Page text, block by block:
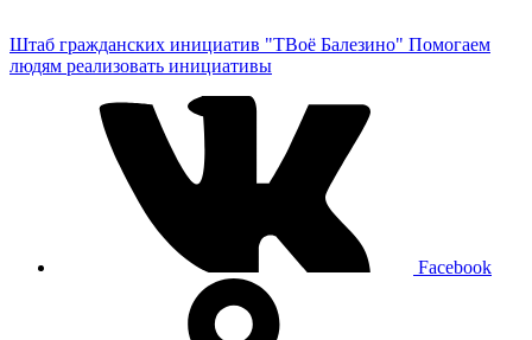
Штаб гражданских инициатив "ТВоё Балезино" Помогаем
людям реализовать инициативы
Facebook